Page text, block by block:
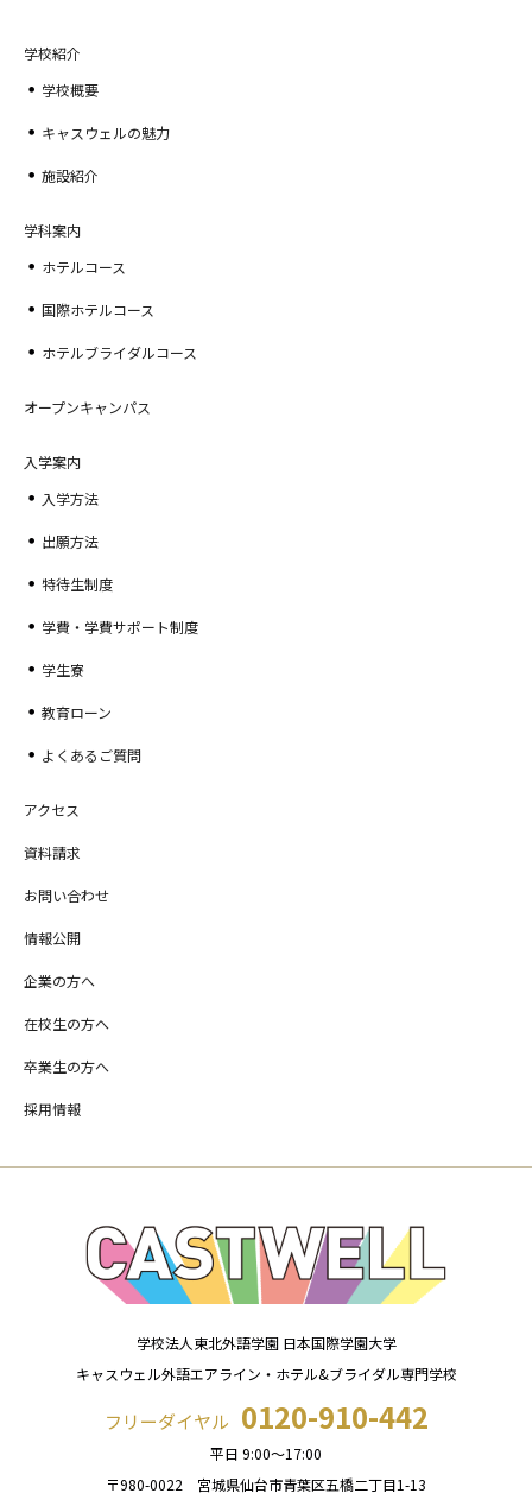
学校紹介
学校概要
キャスウェルの魅力
施設紹介
学科案内
ホテルコース
国際ホテルコース
ホテルブライダルコース
オープンキャンパス
入学案内
入学方法
出願方法
特待生制度
学費・学費サポート制度
学生寮
教育ローン
よくあるご質問
アクセス
資料請求
お問い合わせ
情報公開
企業の方へ
在校生の方へ
卒業生の方へ
採用情報
学校法人東北外語学園 日本国際学園大学
キャスウェル外語エアライン・ホテル&ブライダル専門学校
フリーダイヤル 0120-910-442
平日 9:00～17:00
〒980-0022 宮城県仙台市青葉区五橋二丁目1-13